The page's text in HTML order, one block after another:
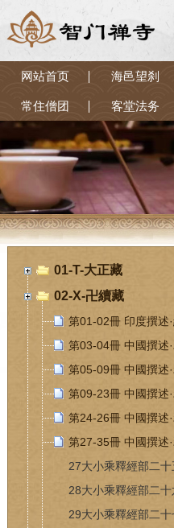
网站首页 海邑望刹
常住僧团 客堂法务
01-T-大正藏
02-X-卍續藏
第01-02冊 印度撰述
第03-04冊 中國撰述
第05-09冊 中國撰述
第09-23冊 中國撰述
第24-26冊 中國撰述
第27-35冊 中國撰述
27大小乘釋經部二
28大小乘釋經部二
29大小乘釋經部二